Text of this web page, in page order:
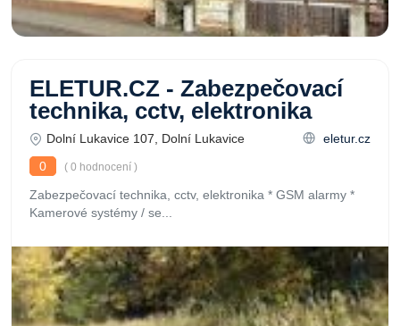
ELETUR.CZ - Zabezpečovací
technika, cctv, elektronika
Dolní Lukavice 107, Dolní Lukavice
eletur.cz
0
( 0 hodnocení )
Zabezpečovací technika, cctv, elektronika * GSM alarmy *
Kamerové systémy / se...